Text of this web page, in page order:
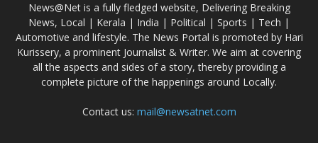
News@Net is a fully fledged website, Delivering Breaking
News, Local | Kerala | India | Political | Sports | Tech |
Automotive and lifestyle. The News Portal is promoted by Hari
Kurissery, a prominent Journalist & Writer. We aim at covering
all the aspects and sides of a story, thereby providing a
complete picture of the happenings around Locally.
Contact us: mail@newsatnet.com